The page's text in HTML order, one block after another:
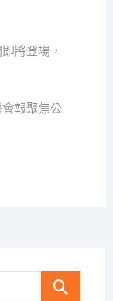
將登場，
報聚焦公
Search